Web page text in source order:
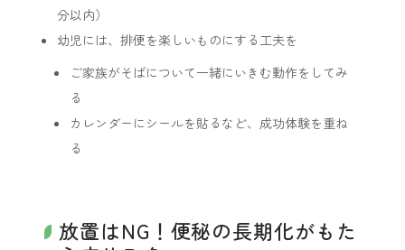
分以内）
幼児には、排便を楽しいものにする工夫を
ご家族がそばについて一緒にいきむ動作をしてみ
る
カレンダーにシールを貼るなど、成功体験を重ね
る
放置はNG！便秘の長期化がもた